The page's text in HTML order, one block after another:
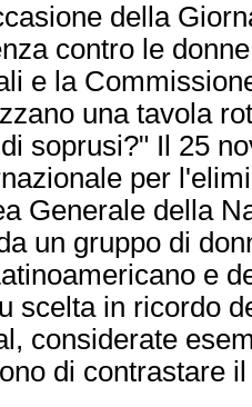
della
contro le
e la
una tavola
soprusi?" Il 25
per
Generale della
un gruppo di
e
scelta in ricordo
considerate
di contrastare